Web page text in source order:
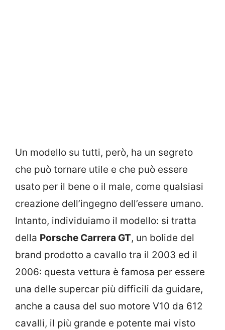
Un modello su tutti, però, ha un segreto
che può tornare utile e che può essere
usato per il bene o il male, come qualsiasi
creazione dell’ingegno dell’essere umano.
Intanto, individuiamo il modello: si tratta
della Porsche Carrera GT, un bolide del
brand prodotto a cavallo tra il 2003 ed il
2006: questa vettura è famosa per essere
una delle supercar più difficili da guidare,
anche a causa del suo motore V10 da 612
cavalli, il più grande e potente mai visto